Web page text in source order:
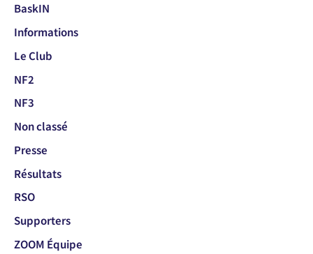
BaskIN
Informations
Le Club
NF2
NF3
Non classé
Presse
Résultats
RSO
Supporters
ZOOM Équipe